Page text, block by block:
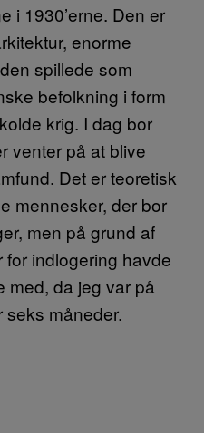
i 1930’erne. Den er
enorme
spillede som
befolkning i form
krig. I dag bor
venter på at blive
Det er teoretisk
mennesker, der bor
men på grund af
indlogering havde
med, da jeg var på
måneder.